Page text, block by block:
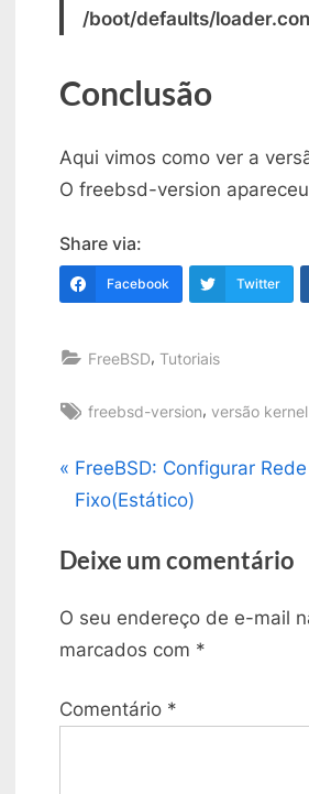
/boot/defaults/
Conclusão
Aqui vimos como ver a
O freebsd-version
Share via:
Facebook Twitter
FreeBSD, Tutoriais
Tags:
freebsd-version, versão
Navegação
Post
P
r
v
o
u
P
FreeBSD: Configurar
Fixo(Estático)
Deixe um comentário
O seu endereço de e-mail
marcados com *
Comentário *